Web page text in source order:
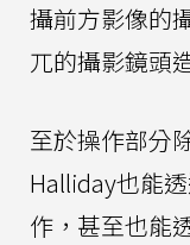
攝前方影像的
兀的攝影鏡頭
至於操作部分
Halliday也能
作，甚至也能